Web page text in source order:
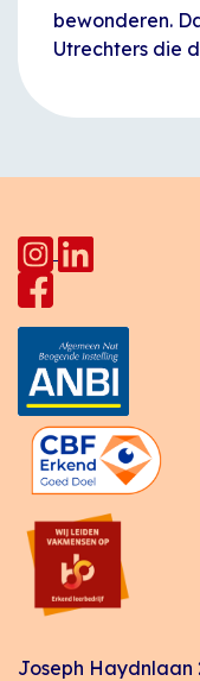
bewonderen.
Utrechters die
Joseph Haydnlaan